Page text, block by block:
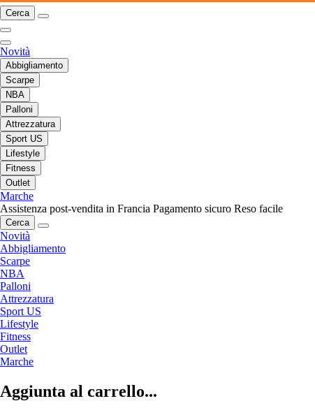
Cerca
Novità
Abbigliamento
Scarpe
NBA
Palloni
Attrezzatura
Sport US
Lifestyle
Fitness
Outlet
Marche
Assistenza post-vendita in Francia Pagamento sicuro Reso facile
Cerca
Novità
Abbigliamento
Scarpe
NBA
Palloni
Attrezzatura
Sport US
Lifestyle
Fitness
Outlet
Marche
Aggiunta al carrello...